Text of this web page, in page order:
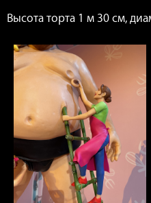
Высота торта 1 м 30 см,